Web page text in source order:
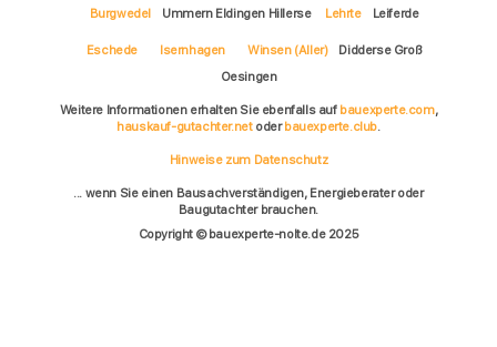
Burgwedel Ummern Eldingen Hillerse Lehrte Leiferde
Eschede Isernhagen Winsen (Aller)
Didderse Groß
Oesingen
Weitere Informationen erhalten Sie ebenfalls auf bauexperte.com,
hauskauf-gutachter.netoderbauexperte.club.
Hinweise zum Datenschutz
... wenn Sie einen Bausachverständigen, Energieberater oder
Baugutachter brauchen.
Copyright © bauexperte-nolte.de 2025